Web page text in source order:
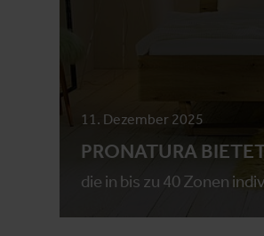
11. Dezember 2025
PRONATURA
die in bis zu 40 Zonen